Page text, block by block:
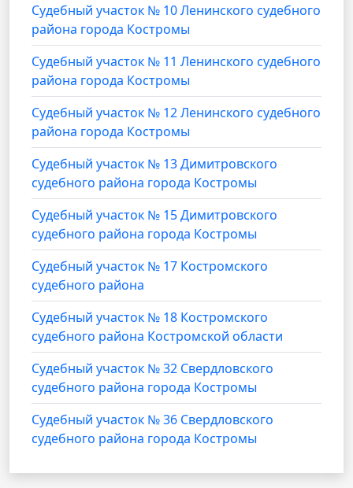
Судебный участок № 10 Ленинского судебного
района города Костромы
Судебный участок № 11 Ленинского судебного
района города Костромы
Судебный участок № 12 Ленинского судебного
района города Костромы
Судебный участок № 13 Димитровского
судебного района города Костромы
Судебный участок № 15 Димитровского
судебного района города Костромы
Судебный участок № 17 Костромского
судебного района
Судебный участок № 18 Костромского
судебного района Костромской области
Судебный участок № 32 Свердловского
судебного района города Костромы
Судебный участок № 36 Свердловского
судебного района города Костромы